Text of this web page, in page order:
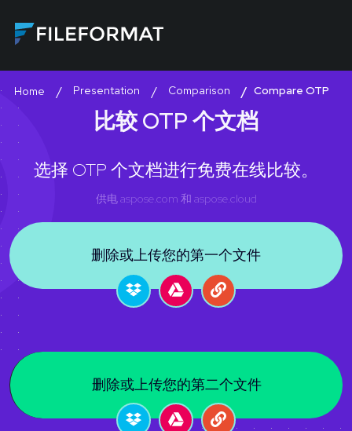
Home Presentation Comparison Compare OTP
比较 OTP 个文档
选择 OTP 个文档进行免费在线比较。
供电aspose.com 和 aspose.cloud
删除或上传您的第一个文件
删除或上传您的第二个文件